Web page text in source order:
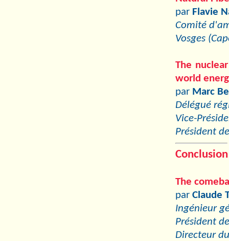
par Flavie
Comité
Vosges
The
world
par Marc
Délégué
Vice-
Président
Conclusion
The
par Claude
Ingénieur
Président
Directeur